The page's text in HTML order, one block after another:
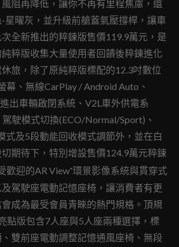
阻再降低，讓你不再有里程焦慮，還
星曜灰，並升級前艙蓋氣壓撐桿，讓車
全新推出的粹鍊版售價119.9萬元，是
粹版收集大量使用者回饋後粹鍊進化
旅，除了原純粹版標配的12.3吋數位
幕、無線CarPlay / Android Auto、
出車輛啟閉系統、V2L車外供電系
駕駛模式切換(ECO/Normal/Sport)、
式及5段動能回收模式調節外，並在白
期待下，特別增設售價124.9萬元粹鍊
歡迎的AR View⁺環景影像系統與貫穿式
駕駛座電動記憶座椅，讓消費者有更
成為最受會員青睞的熱門規格。頂規
點版包含7人座與5人座兩種選擇，標
雙前座電動調整記憶通風座椅、無段